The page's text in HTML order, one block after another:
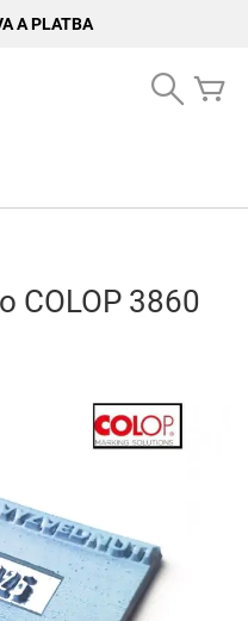
A PLATBA
Search
COLOP 3860